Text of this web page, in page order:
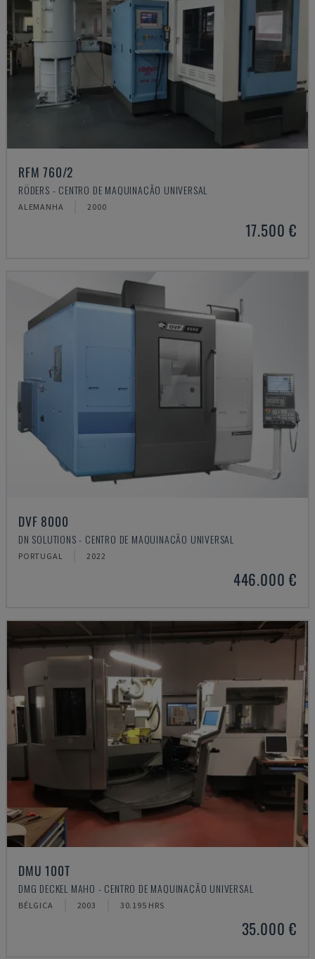
RFM 760/2
RÖDERS - CENTRO DE MAQUINAÇÃO UNIVERSAL
ALEMANHA 2000
17.500 €
DVF 8000
DN SOLUTIONS - CENTRO DE MAQUINAÇÃO UNIVERSAL
PORTUGAL 2022
446.000 €
DMU 100T
DMG DECKEL MAHO - CENTRO DE MAQUINAÇÃO UNIVERSAL
BÉLGICA 2003 30.195 HRS
35.000 €